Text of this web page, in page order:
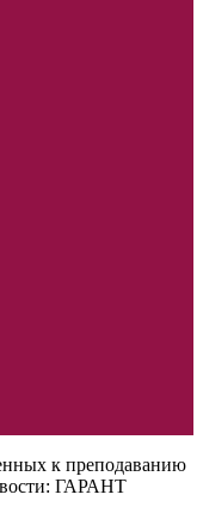
к преподаванию
ГАРАНТ